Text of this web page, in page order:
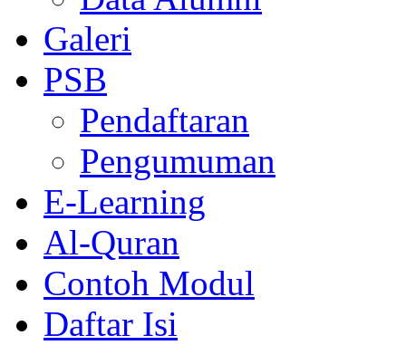
Galeri
PSB
Pendaftaran
Pengumuman
E-Learning
Al-Quran
Contoh Modul
Daftar Isi